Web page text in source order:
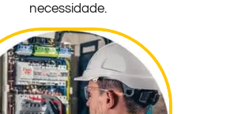
necessidade.